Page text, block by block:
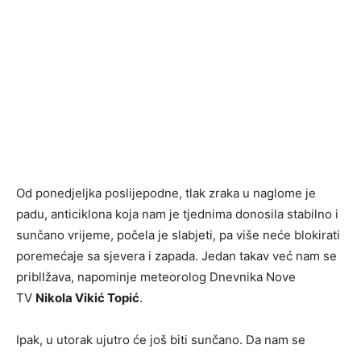
Od ponedjeljka poslijepodne, tlak zraka u naglome je
padu, anticiklona koja nam je tjednima donosila stabilno i
sunčano vrijeme, počela je slabjeti, pa više neće blokirati
poremećaje sa sjevera i zapada. Jedan takav već nam se
priblIžava, napominje meteorolog Dnevnika Nove
TV Nikola Vikić Topić.
Ipak, u utorak ujutro će još biti sunčano. Da nam se